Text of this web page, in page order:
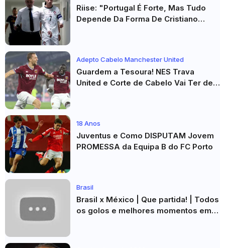
Riise: "Portugal É Forte, Mas Tudo
Depende Da Forma De Cristiano
Adepto Cabelo Manchester United
Guardem a Tesoura! NES Trava
United e Corte de Cabelo Vai Ter de
18 Anos
Juventus e Como DISPUTAM Jovem
PROMESSA da Equipa B do FC Porto
Brasil
Brasil x México | Que partida! | Todos
os golos e melhores momentos em